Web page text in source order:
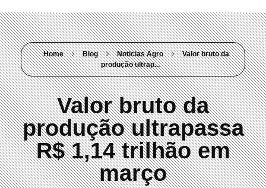
Home Blog Noticias Agro
Valor bruto da
produção ultrap...
Valor bruto da
produção ultrapassa
R$ 1,14 trilhão em
março